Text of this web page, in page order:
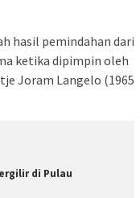
hasil pemindahan dari
ketika dipimpin oleh
Joram Langelo (1965
di Pulau